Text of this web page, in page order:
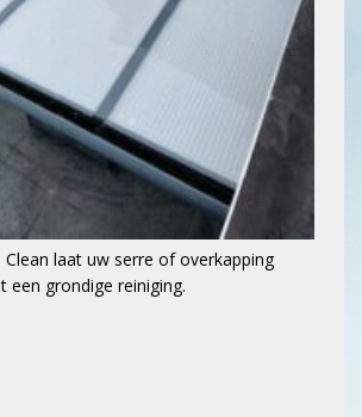
Clean laat uw serre of overkapping
een grondige reiniging.